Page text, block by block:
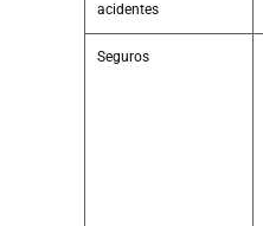
acidentes
Seguros